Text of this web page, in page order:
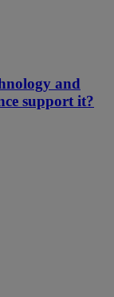
and
support it?